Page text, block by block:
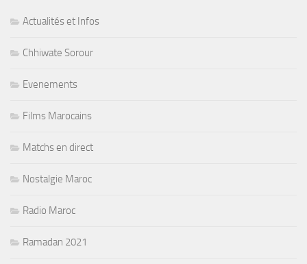
Actualités et Infos
Chhiwate Sorour
Evenements
Films Marocains
Matchs en direct
Nostalgie Maroc
Radio Maroc
Ramadan 2021